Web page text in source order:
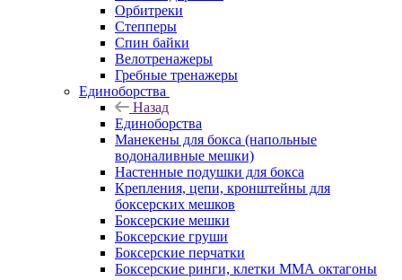
Орбитреки
Степперы
Спин байки
Велотренажеры
Гребные тренажеры
Единоборства
Назад
Единоборства
Манекены для бокса (напольные
водоналивные мешки)
Настенные подушки для бокса
Крепления, цепи, кронштейны для
боксерских мешков
Боксерские мешки
Боксерские груши
Боксерские перчатки
Боксерские ринги, клетки ММА октагоны